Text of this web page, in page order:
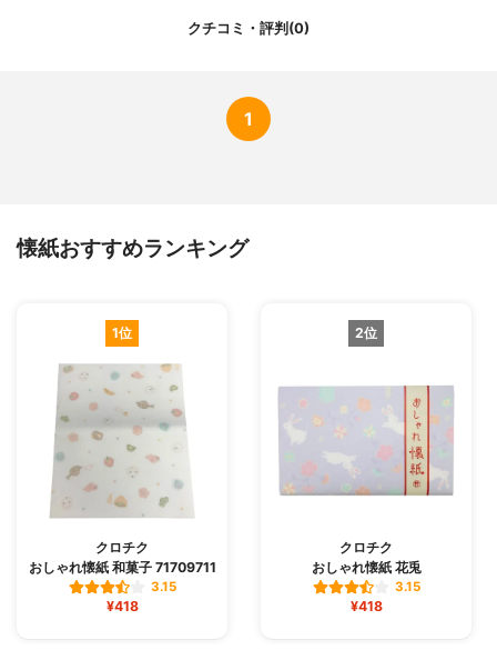
クチコミ・評判(0)
1
懐紙おすすめランキング
1位
クロチク
おしゃれ懐紙 和菓子 71709711
3.15
¥418
2位
クロチク
おしゃれ懐紙 花兎
3.15
¥418